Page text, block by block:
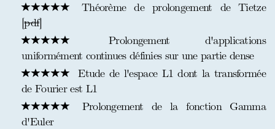
Théorème de prolongement de Tietze
[pdf]
Prolongement d'applications
uniformément continues définies sur une partie dense
Etude de l'espace L1 dont la transformée
de Fourier est L1
Prolongement de la fonction Gamma
d'Euler